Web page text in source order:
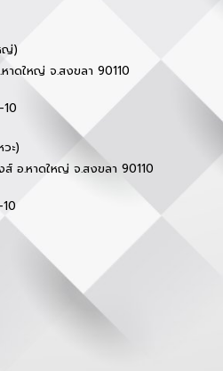
ญ่)
ดใหญ่ จ.สงขลา 90110
ะ)
อ.หาดใหญ่ จ.สงขลา 90110